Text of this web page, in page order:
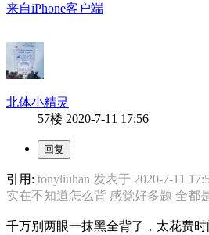
来自iPhone客户端
北体小精灵
57楼 2020-7-11 17:56
引用: tonyliuhan 发表于 2020-7-11
实在不知道怎么背 感觉好多题 全都
千万别两眼一抹黑全背了，太花费时